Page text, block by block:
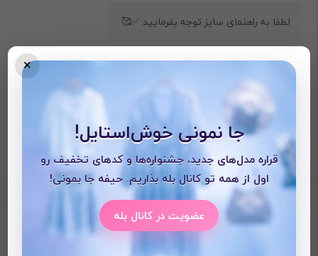
لطفا به راهنمای سایز توجه بفرمایید ✅🥰
محصولات دیده شده
×
جا نمونی خوش‌استایل!
قراره مدل‌های جدید، جشنواره‌ها و کدهای تخفیف رو
اول از همه تو کانال بله بذاریم. حیفه جا بمونی!
عضویت در کانال بله